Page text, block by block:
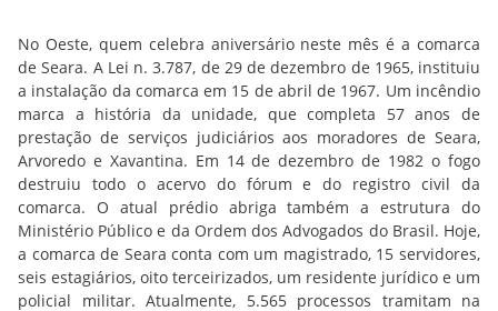
No Oeste, quem celebra aniversário neste mês é a comarca
de Seara. A Lei n. 3.787, de 29 de dezembro de 1965, instituiu
a instalação da comarca em 15 de abril de 1967. Um incêndio
marca a história da unidade, que completa 57 anos de
prestação de serviços judiciários aos moradores de Seara,
Arvoredo e Xavantina. Em 14 de dezembro de 1982 o fogo
destruiu todo o acervo do fórum e do registro civil da
comarca. O atual prédio abriga também a estrutura do
Ministério Público e da Ordem dos Advogados do Brasil. Hoje,
a comarca de Seara conta com um magistrado, 15 servidores,
seis estagiários, oito terceirizados, um residente jurídico e um
policial militar. Atualmente, 5.565 processos tramitam na